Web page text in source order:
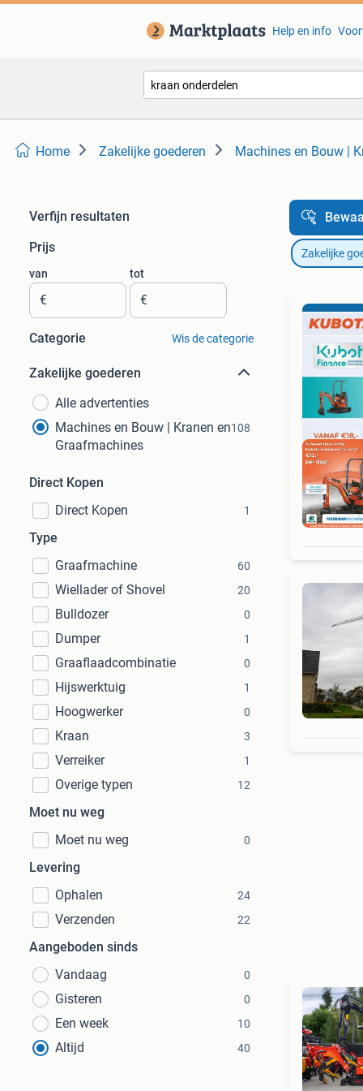
Help en info
Home Zakelijke goederen Machines en Bouw |
Verfijn resultaten
Prijs
van
€
tot
€
Categorie Wis de categorie
Zakelijke goederen
Alle advertenties
Machines en Bouw | Kranen en
Graafmachines
108
Direct Kopen
Direct Kopen
1
Type
Graafmachine
60
Wiellader of Shovel 20
Bulldozer 0
Dumper 1
Graaflaadcombinatie 0
Hijswerktuig 1
Hoogwerker 0
Kraan 3
Verreiker 1
Overige typen 12
Moet nu weg
Moet nu weg
0
Levering
Ophalen
24
Verzenden 22
Aangeboden sinds
Vandaag
0
Gisteren 0
Een week 10
Altijd 40
Zakelijke